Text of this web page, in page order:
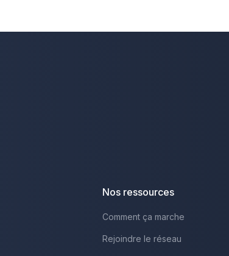
Nos ressources
Comment ça marche
Rejoindre le réseau